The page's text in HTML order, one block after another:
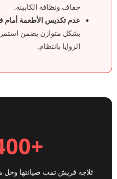
جفاف ونظافة الكابينة.
عدم تكديس الأطعمة أمام
بشكل متوازن يضمن
الزوايا بانتظام.
+5,400
ثلاجة فريش تمت صيانتها